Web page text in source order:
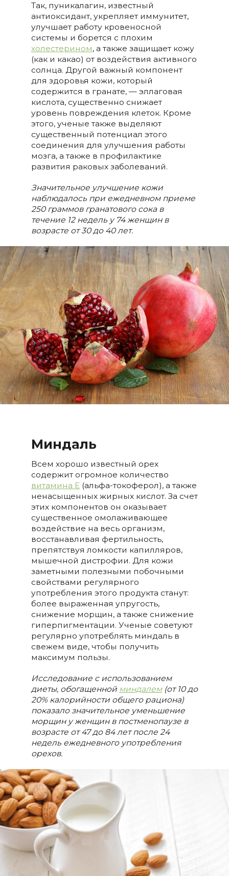
Так, пуникалагин, известный
антиоксидант, укрепляет иммунитет,
улучшает работу кровеносной
системы и борется с плохим
холестерином, а также защищает кожу
(как и какао) от воздействия активного
солнца. Другой важный компонент
для здоровья кожи, который
содержится в гранате, — эллаговая
кислота, существенно снижает
уровень повреждения клеток. Кроме
этого, ученые также выделяют
существенный потенциал этого
соединения для улучшения работы
мозга, а также в профилактике
развития раковых заболеваний.
Значительное улучшение кожи
наблюдалось при ежедневном приеме
250 граммов гранатового сока в
течение 12 недель у 74 женщин в
возрасте от 30 до 40 лет.
Миндаль
Всем хорошо известный орех
содержит огромное количество
витамина Е(альфа-токоферол), а также
ненасыщенных жирных кислот. За счет
этих компонентов он оказывает
существенное омолаживающее
воздействие на весь организм,
восстанавливая фертильность,
препятствуя ломкости капилляров,
мышечной дистрофии. Для кожи
заметными полезными побочными
свойствами регулярного
употребления этого продукта станут:
более выраженная упругость,
снижение морщин, а также снижение
гиперпигментации. Ученые советуют
регулярно употреблять миндаль в
свежем виде, чтобы получить
максимум пользы.
Исследование с использованием
диеты, обогащенной миндалем(от 10 до
20% калорийности общего рациона)
показало значительное уменьшение
морщин у женщин в постменопаузе в
возрасте от 47 до 84 лет после 24
недель ежедневного употребления
орехов.